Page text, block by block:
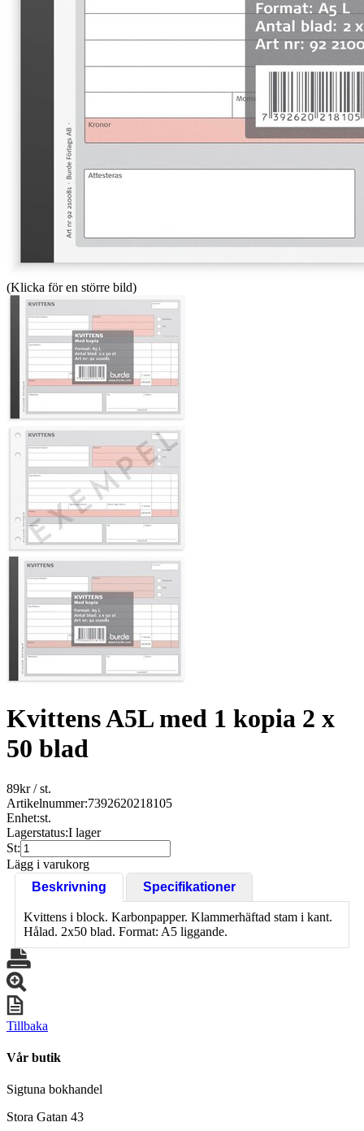
(Klicka för en större bild)
Kvittens A5L med 1 kopia 2 x
50 blad
89kr/ st.
Artikelnummer:7392620218105
Enhet:st.
Lagerstatus:I lager
St:
Lägg i varukorg
Beskrivning
Specifikationer
Kvittens i block. Karbonpapper. Klammerhäftad stam i kant.
Hålad. 2x50 blad. Format: A5 liggande.
Tillbaka
Vår butik
Sigtuna bokhandel
Stora Gatan 43